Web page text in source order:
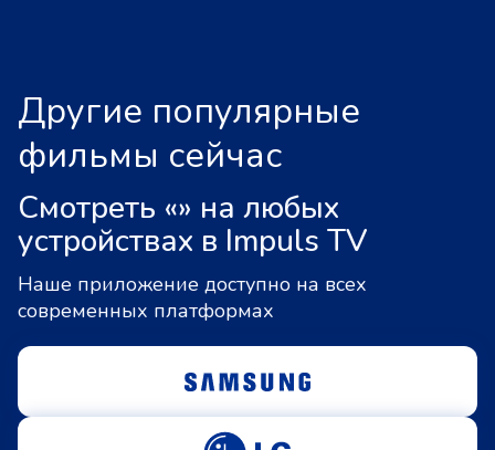
Другие популярные
фильмы сейчас
Смотреть «» на любых
устройствах в Impuls TV
Наше приложение доступно на всех
современных платформах